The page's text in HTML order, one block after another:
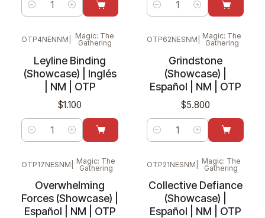
Cantidad Cantidad
OTP4NENNM
Magic: The
Gathering
Leyline Binding
(Showcase) | Inglés
| NM | OTP
$1.100
Cantidad
OTP62NESNM
Magic: The
Gathering
Grindstone
(Showcase) |
Español | NM | OTP
$5.800
Cantidad
OTP17NESNM
Magic: The
Gathering
Overwhelming
Forces (Showcase) |
Español | NM | OTP
OTP21NESNM
Magic: The
Gathering
Collective Defiance
(Showcase) |
Español | NM | OTP